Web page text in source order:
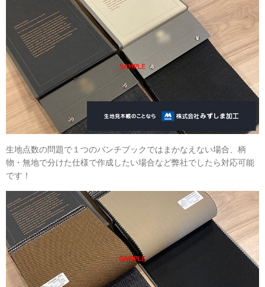
生地点数の問題で１つのバンチブックではまかなえない場合、柄
物・無地で分けた仕様で作成したい場合など弊社でしたら対応可能
です！